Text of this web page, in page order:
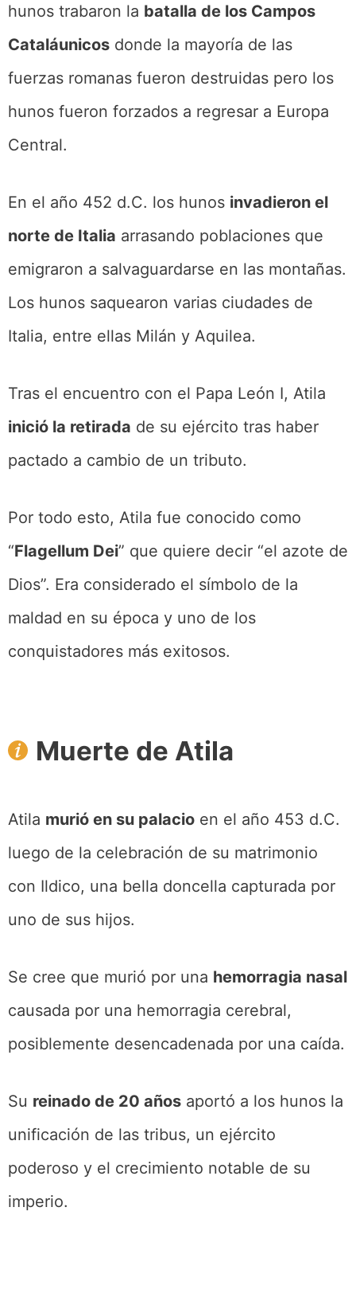
hunos trabaron la batalla de los Campos
Cataláunicos donde la mayoría de las
fuerzas romanas fueron destruidas pero los
hunos fueron forzados a regresar a Europa
Central.
En el año 452 d.C. los hunos invadieron el
norte de Italia arrasando poblaciones que
emigraron a salvaguardarse en las montañas.
Los hunos saquearon varias ciudades de
Italia, entre ellas Milán y Aquilea.
Tras el encuentro con el Papa León I, Atila
inició la retirada de su ejército tras haber
pactado a cambio de un tributo.
Por todo esto, Atila fue conocido como
“Flagellum Dei” que quiere decir “el azote de
Dios”. Era considerado el símbolo de la
maldad en su época y uno de los
conquistadores más exitosos.
Muerte de Atila
Atila murió en su palacio en el año 453 d.C.
luego de la celebración de su matrimonio
con Ildico, una bella doncella capturada por
uno de sus hijos.
Se cree que murió por una hemorragia nasal
causada por una hemorragia cerebral,
posiblemente desencadenada por una caída.
Su reinado de 20 años aportó a los hunos la
unificación de las tribus, un ejército
poderoso y el crecimiento notable de su
imperio.